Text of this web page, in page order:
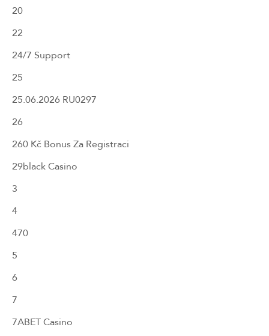
20
22
24/7 Support
25
25.06.2026 RU0297
26
260 Kč Bonus Za Registraci
29black Casino
3
4
470
5
6
7
7ABET Casino